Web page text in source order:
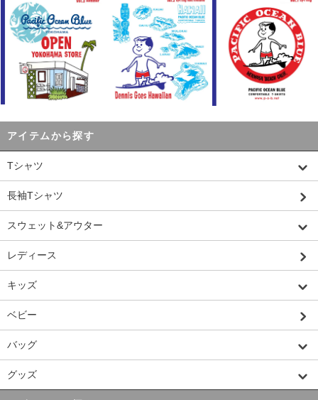
アイテムから探す
Tシャツ
長袖Tシャツ
スウェット&アウター
レディース
キッズ
ベビー
バッグ
グッズ